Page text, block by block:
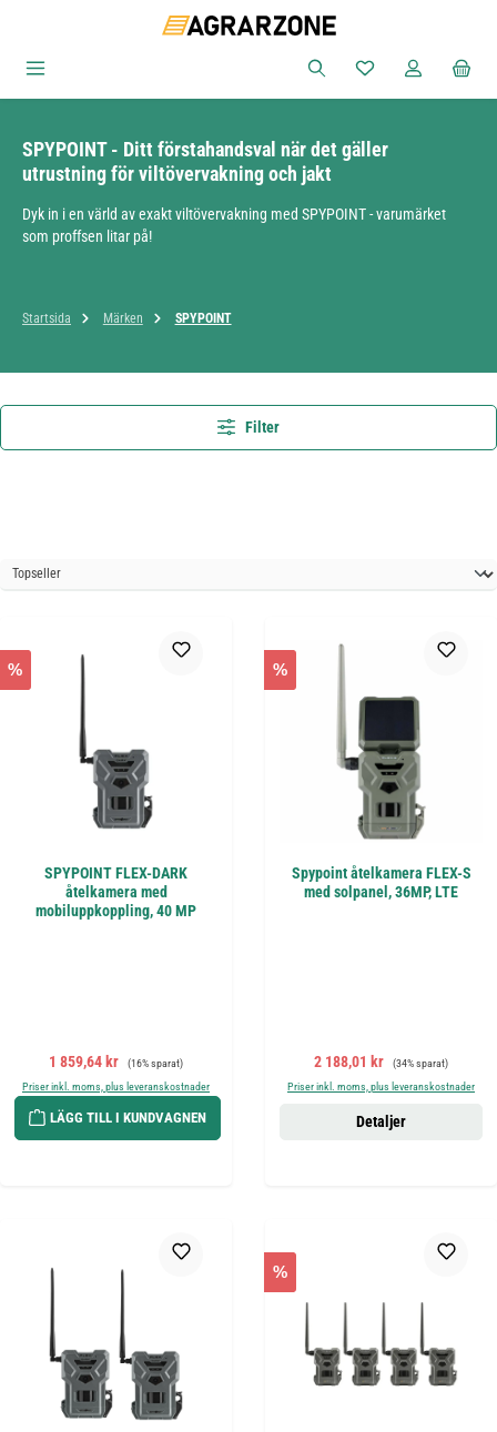
Du har 0 objekt i
SPYPOINT - Ditt förstahandsval när det gäller
utrustning för viltövervakning och jakt
Dyk in i en värld av exakt viltövervakning med SPYPOINT - varumärket
som proffsen litar på!
Startsida Märken SPYPOINT
Filter
%
SPYPOINT FLEX-DARK
åtelkamera med
mobiluppkoppling, 40 MP
Försäljningspris:
1 859,64 kr Ordinarie pris:
(16% sparat)
Priser inkl. moms, plus leveranskostnader
LÄGG TILL I KUNDVAGNEN
%
Spypoint åtelkamera FLEX-S
med solpanel, 36MP, LTE
Försäljningspris:
2 188,01 kr Ordinarie pris:
(34% sparat)
Priser inkl. moms, plus leveranskostnader
Detaljer
%